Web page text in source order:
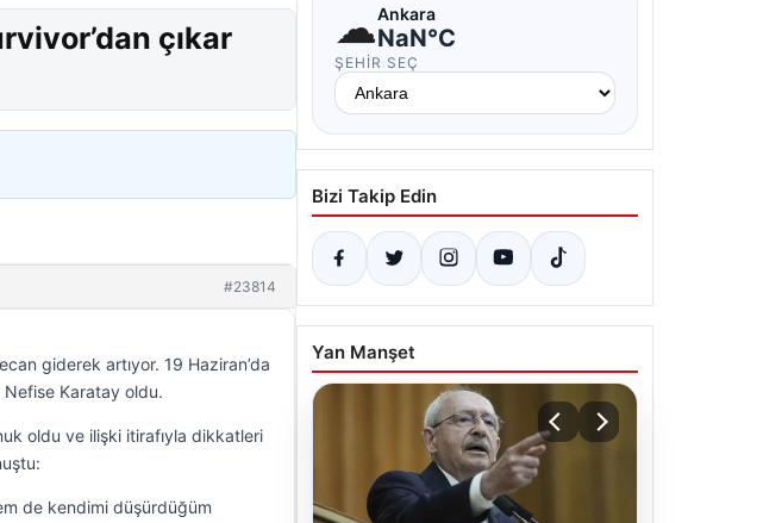
çıkar
#23814
giderek artıyor. 19 Haziran’da
Nefise Karatay oldu.
oldu ve ilişki itirafıyla dikkatleri
de kendimi düşürdüğüm
☁Ankara
NaN°C
ŞEHIR SEÇ
Bizi Takip Edin
Yan Manşet